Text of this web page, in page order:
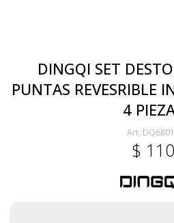
DINGQI SET
PUNTAS REVESRIBLE
4
$ 110
Ferretería
Herramientas Eléctrica y
Herramientas Manuales